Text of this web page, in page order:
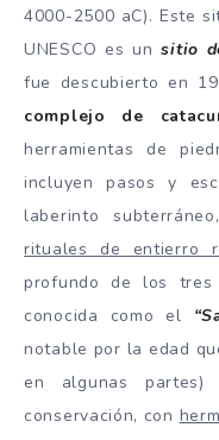
4000-2500 aC). Este
UNESCO es unsitio
fue descubierto en
complejo de
herramientas de
incluyen pasos y
laberinto
rituales de entierro
profundo de los tres
conocida como el
notable por la edad
en algunas
conservación, con